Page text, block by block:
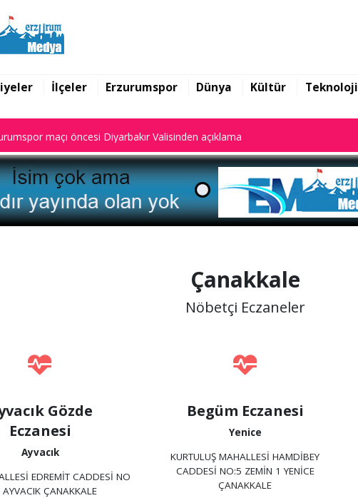
İlçeler Erzurumspor Dünya Kültür Teknoloji
"Yanan dosyalar dijital sistemde kayıtlı."
maçı öncesi Diyarbakır Valisinden açıklama
maçı öncesi Diyarbakır Valisinden açıklama
Çanakkale
Nöbetçi Eczaneler
Gözde
Eczanesi
Ayvacık
EDREMİT CADDESİ NO
ÇANAKKALE
Begüm Eczanesi
Yenice
KURTULUŞ MAHALLESİ HAMDİBEY
CADDESİ NO:5 ZEMİN 1 YENİCE
ÇANAKKALE